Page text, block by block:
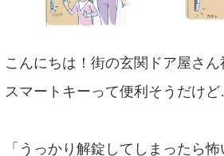
こんにちは！街の玄関ドア屋さ
スマートキーって便利そうだけ
「うっかり解錠してしまったら怖